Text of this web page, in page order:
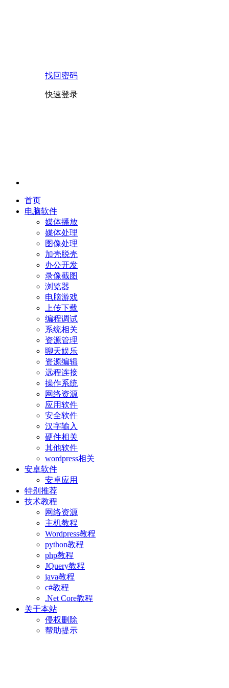
找回密码
快速登录
首页
电脑软件
媒体播放
媒体处理
图像处理
加壳脱壳
办公开发
录像截图
浏览器
电脑游戏
上传下载
编程调试
系统相关
资源管理
聊天娱乐
资源编辑
远程连接
操作系统
网络资源
应用软件
安全软件
汉字输入
硬件相关
其他软件
wordpress相关
安卓软件
安卓应用
特别推荐
技术教程
网络资源
主机教程
Wordpress教程
python教程
php教程
JQuery教程
java教程
c#教程
.Net Core教程
关于本站
侵权删除
帮助提示